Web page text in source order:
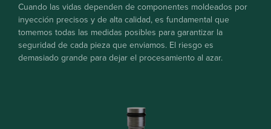
Cuando las vidas dependen de componentes moldeados por
inyección precisos y de alta calidad, es fundamental que
tomemos todas las medidas posibles para garantizar la
seguridad de cada pieza que enviamos. El riesgo es
demasiado grande para dejar el procesamiento al azar.